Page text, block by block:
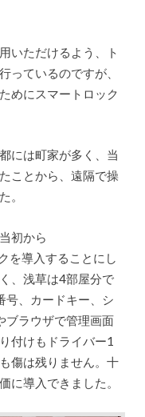
いただけるよう、ト
っているのですが、
めにスマートロック
には町家が多く、当
ことから、遠隔で操
。
初から
を導入することにし
、浅草は4部屋分で
号、カードキー、シ
ブラウザで管理画面
付けもドライバー1
傷は残りません。十
に導入できました。